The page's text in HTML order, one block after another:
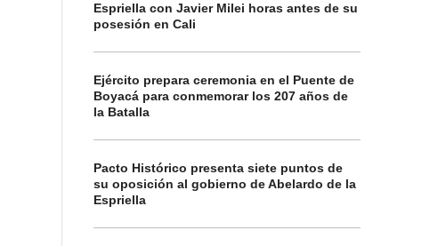
Espriella con Javier Milei horas antes de su
posesión en Cali
Ejército prepara ceremonia en el Puente de
Boyacá para conmemorar los 207 años de
la Batalla
Pacto Histórico presenta siete puntos de
su oposición al gobierno de Abelardo de la
Espriella